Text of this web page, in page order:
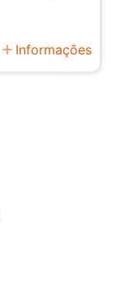
add Informações